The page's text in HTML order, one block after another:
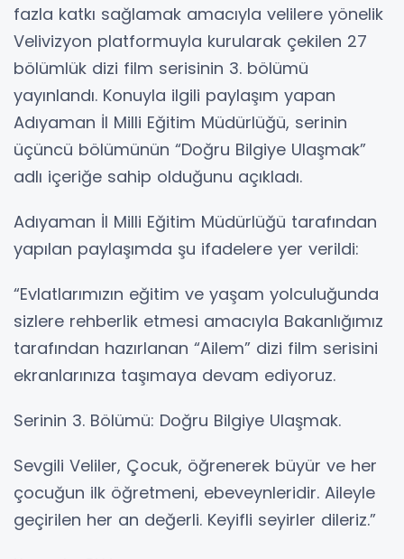
fazla katkı sağlamak amacıyla velilere yönelik
Velivizyon platformuyla kurularak çekilen 27
bölümlük dizi film serisinin 3. bölümü
yayınlandı. Konuyla ilgili paylaşım yapan
Adıyaman İl Milli Eğitim Müdürlüğü, serinin
üçüncü bölümünün “Doğru Bilgiye Ulaşmak”
adlı içeriğe sahip olduğunu açıkladı.
Adıyaman İl Milli Eğitim Müdürlüğü tarafından
yapılan paylaşımda şu ifadelere yer verildi:
“Evlatlarımızın eğitim ve yaşam yolculuğunda
sizlere rehberlik etmesi amacıyla Bakanlığımız
tarafından hazırlanan “Ailem” dizi film serisini
ekranlarınıza taşımaya devam ediyoruz.
Serinin 3. Bölümü: Doğru Bilgiye Ulaşmak.
Sevgili Veliler, Çocuk, öğrenerek büyür ve her
çocuğun ilk öğretmeni, ebeveynleridir. Aileyle
geçirilen her an değerli. Keyifli seyirler dileriz.”